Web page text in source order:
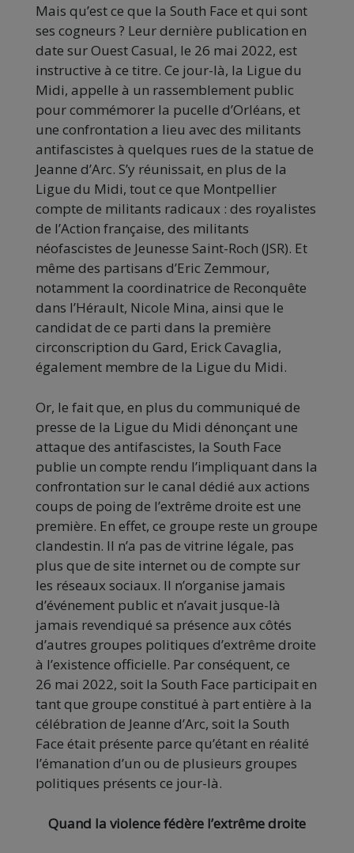
Mais qu’est ce que la South Face et qui sont
ses cogneurs ? Leur dernière publication en
date sur Ouest Casual, le 26 mai 2022, est
instructive à ce titre. Ce jour-là, la Ligue du
Midi, appelle à un rassemblement public
pour commémorer la pucelle d’Orléans, et
une confrontation a lieu avec des militants
antifascistes à quelques rues de la statue de
Jeanne d’Arc. S’y réunissait, en plus de la
Ligue du Midi, tout ce que Montpellier
compte de militants radicaux : des royalistes
de l’Action française, des militants
néofascistes de Jeunesse Saint-Roch (JSR). Et
même des partisans d’Eric Zemmour,
notamment la coordinatrice de Reconquête
dans l’Hérault, Nicole Mina, ainsi que le
candidat de ce parti dans la première
circonscription du Gard, Erick Cavaglia,
également membre de la Ligue du Midi.
Or, le fait que, en plus du communiqué de
presse de la Ligue du Midi dénonçant une
attaque des antifascistes, la South Face
publie un compte rendu l’impliquant dans la
confrontation sur le canal dédié aux actions
coups de poing de l’extrême droite est une
première. En effet, ce groupe reste un groupe
clandestin. Il n’a pas de vitrine légale, pas
plus que de site internet ou de compte sur
les réseaux sociaux. Il n’organise jamais
d’événement public et n’avait jusque-là
jamais revendiqué sa présence aux côtés
d’autres groupes politiques d’extrême droite
à l’existence officielle. Par conséquent, ce
26 mai 2022, soit la South Face participait en
tant que groupe constitué à part entière à la
célébration de Jeanne d’Arc, soit la South
Face était présente parce qu’étant en réalité
l’émanation d’un ou de plusieurs groupes
politiques présents ce jour-là.
Quand la violence fédère l’extrême droite